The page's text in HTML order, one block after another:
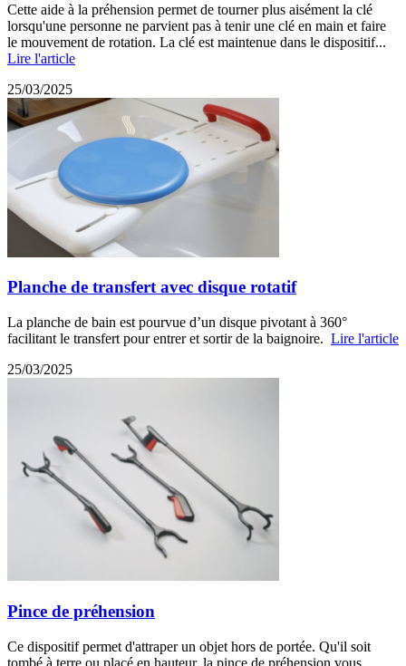
Cette aide à la préhension permet de tourner plus aisément la clé
lorsqu'une personne ne parvient pas à tenir une clé en main et faire
le mouvement de rotation. La clé est maintenue dans le dispositif...
Lire l'article
25/03/2025
Planche de transfert avec disque rotatif
La planche de bain est pourvue d’un disque pivotant à 360°
facilitant le transfert pour entrer et sortir de la baignoire. Lire l'article
25/03/2025
Pince de préhension
Ce dispositif permet d'attraper un objet hors de portée. Qu'il soit
tombé à terre ou placé en hauteur, la pince de préhension vous